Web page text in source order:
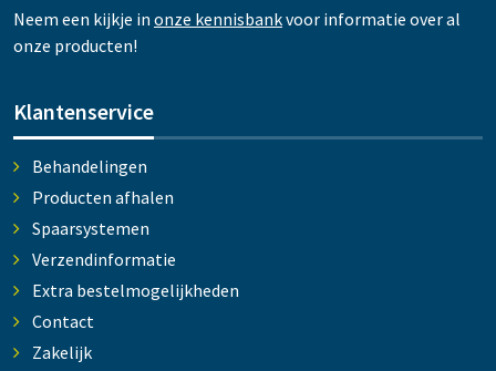
Neem een kijkje in onze kennisbankvoor informatie over al
onze producten!
Klantenservice
Behandelingen
Producten afhalen
Spaarsystemen
Verzendinformatie
Extra bestelmogelijkheden
Contact
Zakelijk